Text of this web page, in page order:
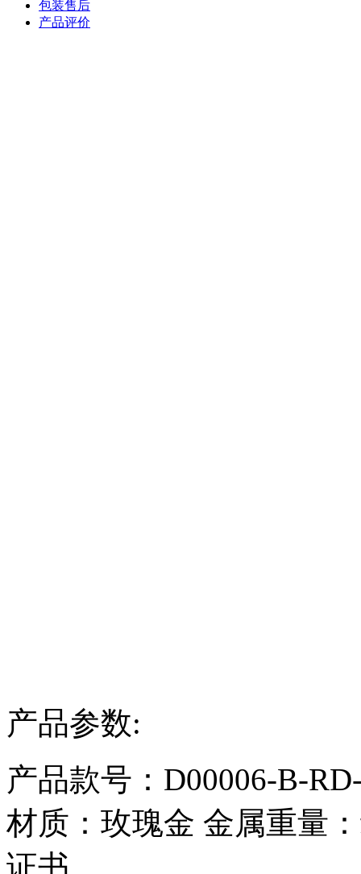
包装售后
产品评价
产品参数:
产品款号：D00006-B-
材质： 玫瑰金 金属重量：
证书